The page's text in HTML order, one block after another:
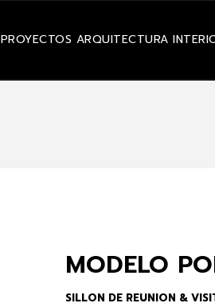
PROYECTOS ARQUITECTURA
MODELO
SILLON DE REUNION &